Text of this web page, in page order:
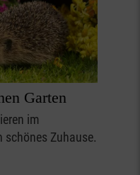
Garten
im
schönes Zuhause.